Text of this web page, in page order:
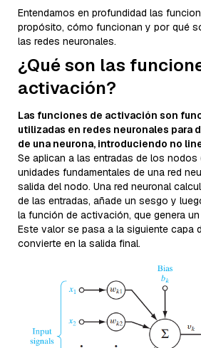
Entendamos en profundidad las
propósito, cómo funcionan y por qué
las redes neuronales.
¿Qué son las
activación?
Las funciones de activación son
utilizadas en redes neuronales para
de una neurona, introduciendo no
Se aplican a las entradas de los nodos
unidades fundamentales de una red
salida del nodo. Una red neuronal
de las entradas, añade un sesgo y
la función de activación, que genera
Este valor se pasa a la siguiente capa
convierte en la salida final.